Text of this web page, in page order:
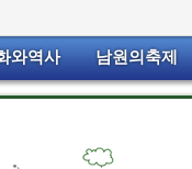
와역사 남원의축제